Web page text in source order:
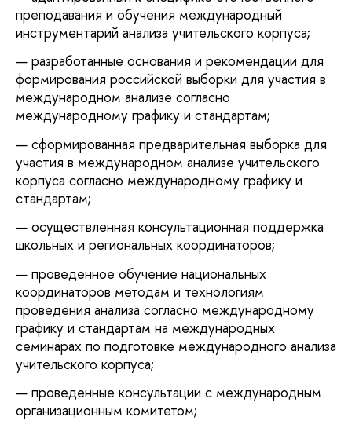
преподавания и обучения международный
инструментарий анализа учительского корпуса;
разработанные основания и рекомендации для
формирования российской выборки для участия в
международном анализе согласно
международному графику и стандартам;
сформированная предварительная выборка для
участия в международном анализе учительского
корпуса согласно международному графику и
стандартам;
осуществленная консультационная поддержка
школьных и региональных координаторов;
проведенное обучение национальных
координаторов методам и технологиям
проведения анализа согласно международному
графику и стандартам на международных
семинарах по подготовке международного анализа
учительского корпуса;
проведенные консультации с международным
организационным комитетом;